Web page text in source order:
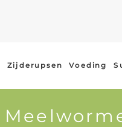
Zijderupsen Voeding